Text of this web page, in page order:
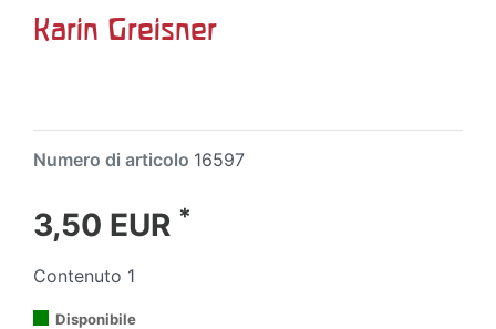
Karin Greisner
Numero di articolo 16597
3,50 EUR *
Contenuto 1
Disponibile